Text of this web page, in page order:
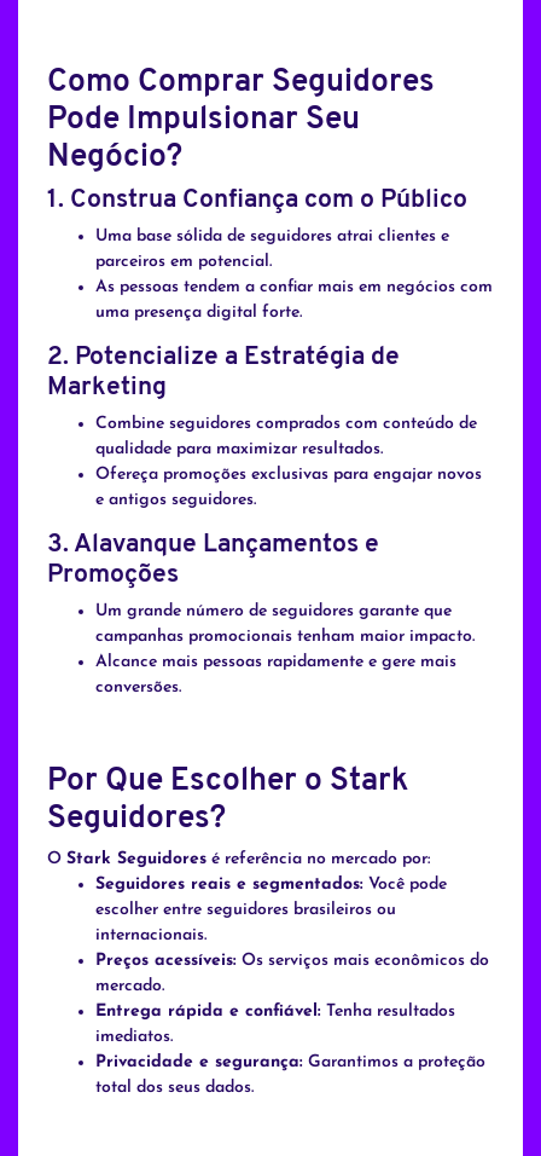
Como Comprar Seguidores
Pode Impulsionar Seu
Negócio?
1. Construa Confiança com o Público
Uma base sólida de seguidores atrai clientes e
parceiros em potencial.
As pessoas tendem a confiar mais em negócios com
uma presença digital forte.
2. Potencialize a Estratégia de
Marketing
Combine seguidores comprados com conteúdo de
qualidade para maximizar resultados.
Ofereça promoções exclusivas para engajar novos
e antigos seguidores.
3. Alavanque Lançamentos e
Promoções
Um grande número de seguidores garante que
campanhas promocionais tenham maior impacto.
Alcance mais pessoas rapidamente e gere mais
conversões.
Por Que Escolher o Stark
Seguidores?
O Stark Seguidores é referência no mercado por:
Seguidores reais e segmentados: Você pode
escolher entre seguidores brasileiros ou
internacionais.
Preços acessíveis: Os serviços mais econômicos do
mercado.
Entrega rápida e confiável: Tenha resultados
imediatos.
Privacidade e segurança: Garantimos a proteção
total dos seus dados.